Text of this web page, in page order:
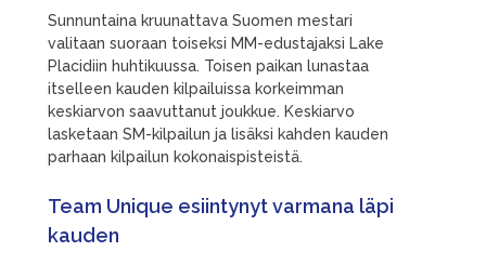
Sunnuntaina kruunattava Suomen mestari
valitaan suoraan toiseksi MM-edustajaksi Lake
Placidiin huhtikuussa. Toisen paikan lunastaa
itselleen kauden kilpailuissa korkeimman
keskiarvon saavuttanut joukkue. Keskiarvo
lasketaan SM-kilpailun ja lisäksi kahden kauden
parhaan kilpailun kokonaispisteistä.
Team Unique esiintynyt varmana läpi
kauden